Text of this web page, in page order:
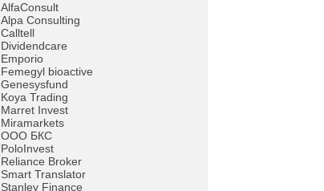
AlfaConsult
Alpa Consulting
Calltell
Dividendcare
Emporio
Femegyl bioactive
Genesysfund
Koya Trading
Marret Invest
Miramarkets
OOO БКС
PoloInvest
Reliance Broker
Smart Translator
Stanley Finance